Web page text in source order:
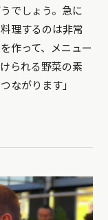
でしょう。急に
理するのは非常
作って、メニュー
られる野菜の素
ながります」